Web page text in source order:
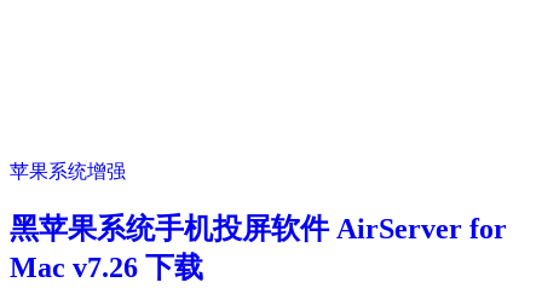
苹果系统增强
黑苹果系统手机投屏软件 AirServer for
Mac v7.26 下载